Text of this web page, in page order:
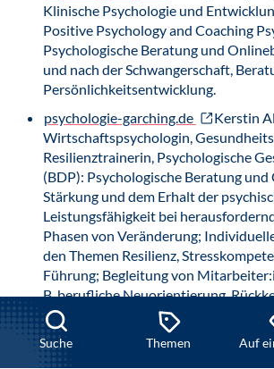
Klinische Psychologie und
Positive Psychology and Coaching
Psychologische Beratung und
und nach der Schwangerschaft,
Persönlichkeitsentwicklung.
psychologie-garching.de
Kerstin
Wirtschaftspsychologin,
Resilienztrainerin, Psychologische
(BDP): Psychologische Beratung
Stärkung und dem Erhalt der
Leistungsfähigkeit bei
Phasen von Veränderung;
den Themen Resilienz,
Führung; Begleitung von
B. berufliche Neuorientierung,
Gesundheitsförderung;
ArbSchG) und Trainings.
psychologie-hessler.de
Suche Themen Auf